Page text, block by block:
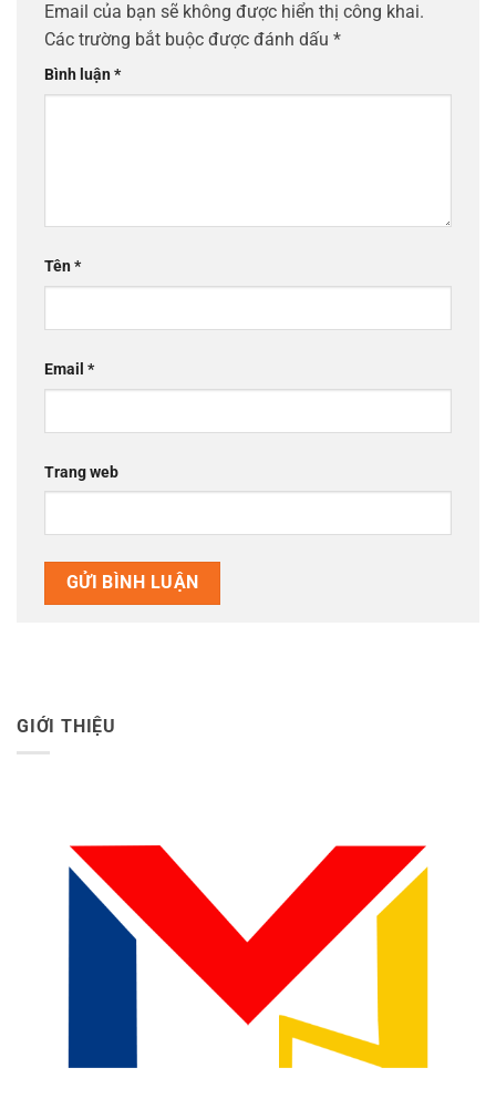
Email của bạn sẽ không được hiển thị công khai.
Các trường bắt buộc được đánh dấu *
Bình luận*
Tên*
Email *
Trang web
GIỚI THIỆU